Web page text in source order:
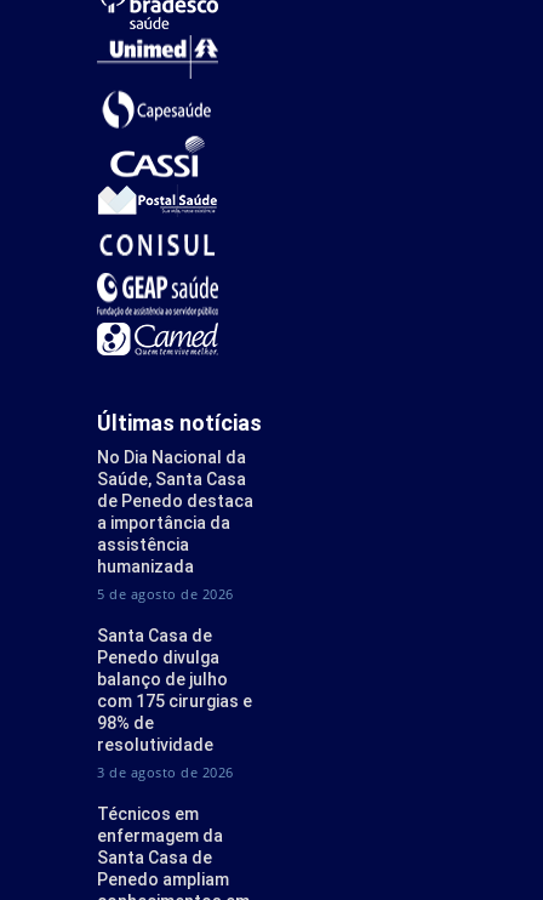
Últimas notícias
No Dia Nacional da
Saúde, Santa Casa
de Penedo destaca
a importância da
assistência
humanizada
5 de agosto de 2026
Santa Casa de
Penedo divulga
balanço de julho
com 175 cirurgias e
98% de
resolutividade
3 de agosto de 2026
Técnicos em
enfermagem da
Santa Casa de
Penedo ampliam